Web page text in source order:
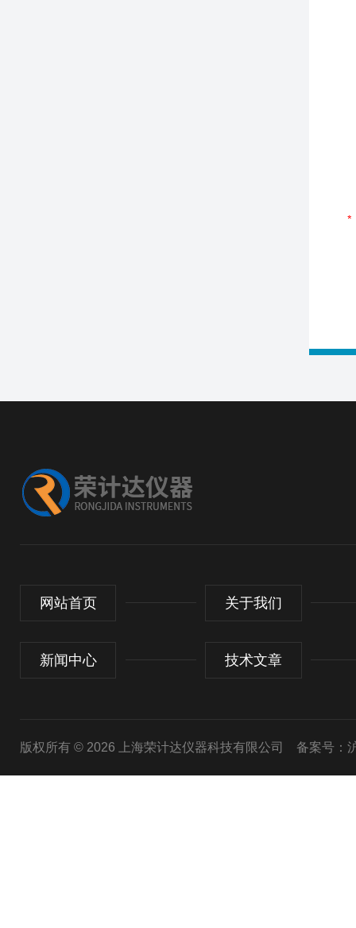
网站首页 关于我们
新闻中心 技术文章
版权所有 © 2026 上海荣计达仪器科技有限公司 备案号：